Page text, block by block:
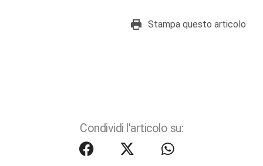
Stampa questo articolo
Condividi l'articolo su: